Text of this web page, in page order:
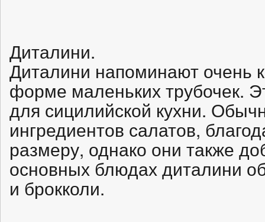
Диталини.
Диталини напоминают очень
форме маленьких трубочек.
для сицилийской кухни.
ингредиентов салатов,
размеру, однако они также
основных блюдах диталини
и брокколи.